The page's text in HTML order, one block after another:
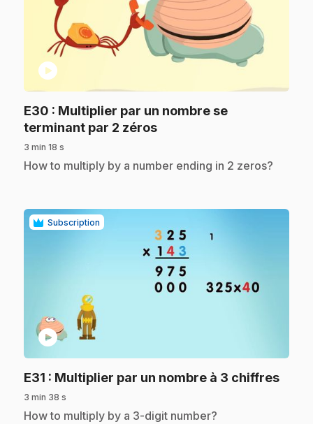
play_circle
E30 : Multiplier par un nombre se
terminant par 2 zéros.
3 min 18 s
.How to multiply by a number ending in 2 zeros?
Subscription
play_circle
E31 : Multiplier par un nombre à 3 chiffres.
3 min 38 s
.How to multiply by a 3-digit number?